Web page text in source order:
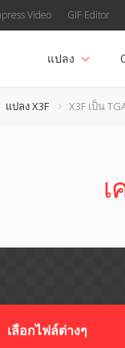
Video GIF Editor
แปลง
แปลง X3F X3F เป็น
เลือกไฟล์ต่างๆ​